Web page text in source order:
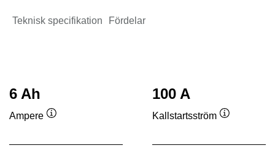
Teknisk specifikation Fördelar
6 Ah
Ampere
100 A
Kallstartsström